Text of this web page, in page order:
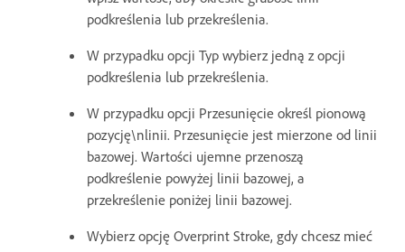
podkreślenia lub przekreślenia.
W przypadku opcji Typ wybierz jedną z opcji
podkreślenia lub przekreślenia.
W przypadku opcji Przesunięcie określ pionową
pozycję\nlinii. Przesunięcie jest mierzone od linii
bazowej. Wartości ujemne przenoszą
podkreślenie powyżej linii bazowej, a
przekreślenie poniżej linii bazowej.
Wybierz opcję Overprint Stroke, gdy chcesz mieć